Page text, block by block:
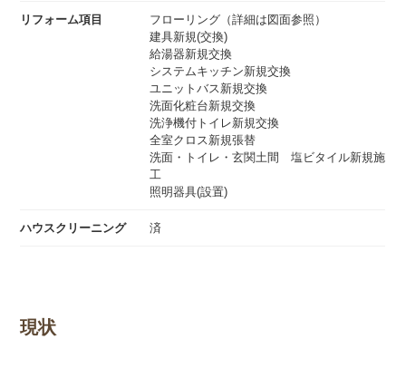
リフォーム項目
フローリング（詳細は図面参照）
建具新規(交換)
給湯器新規交換
システムキッチン新規交換
ユニットバス新規交換
洗面化粧台新規交換
洗浄機付トイレ新規交換
全室クロス新規張替
洗面・トイレ・玄関土間 塩ビタイル新規施
工
照明器具(設置)
ハウスクリーニング 済
現状